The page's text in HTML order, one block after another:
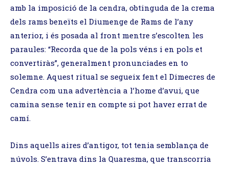
amb la imposició de la cendra, obtinguda de la crema
dels rams beneïts el Diumenge de Rams de l’any
anterior, i és posada al front mentre s’escolten les
paraules: “Recorda que de la pols véns i en pols et
convertiràs”, generalment pronunciades en to
solemne. Aquest ritual se segueix fent el Dimecres de
Cendra com una advertència a l’home d’avui, que
camina sense tenir en compte si pot haver errat de
camí.
Dins aquells aires d’antigor, tot tenia semblança de
núvols. S’entrava dins la Quaresma, que transcorria